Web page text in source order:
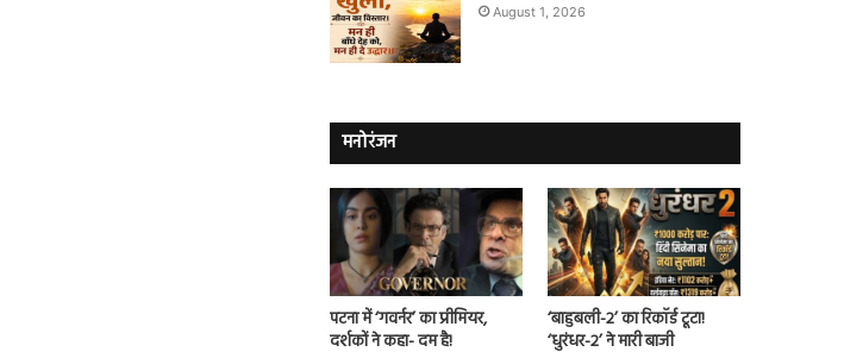
August 1, 2026
मनोरंजन
पटना में ‘गवर्नर’ का प्रीमियर,
दर्शकों ने कहा- दम है!
‘बाहुबली-2’ का रिकॉर्ड टूटा!
‘धुरंधर-2’ ने मारी बाजी